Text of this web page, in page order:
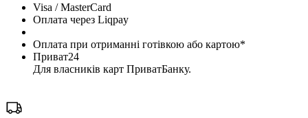
Visa / MasterCard
Оплата через Liqpay
Оплата при отриманні готівкою або картою*
Приват24
Для власників карт ПриватБанку.